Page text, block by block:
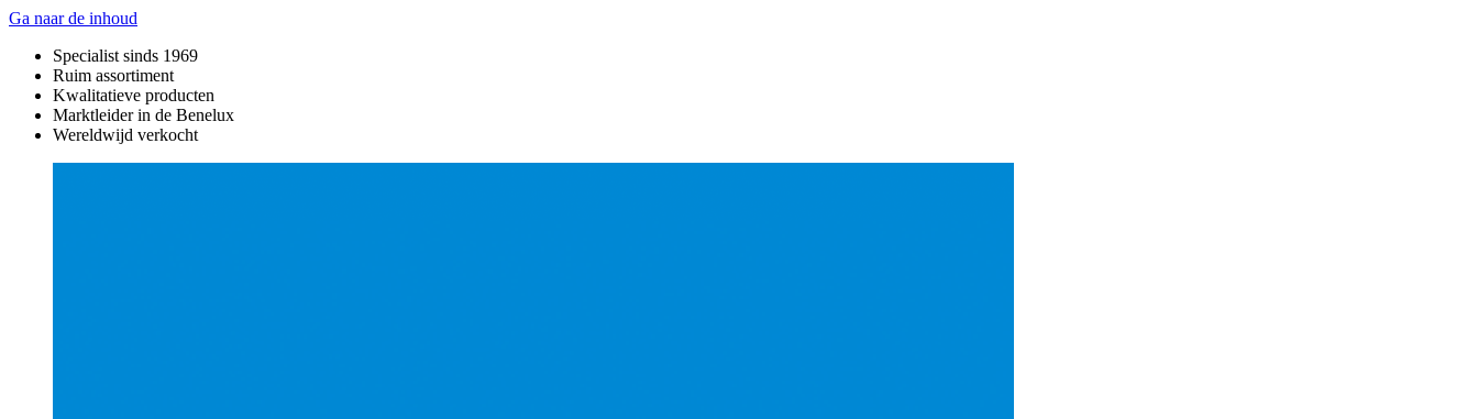
Ga naar de inhoud
Specialist sinds 1969
Ruim assortiment
Kwalitatieve producten
Marktleider in de Benelux
Wereldwijd verkocht